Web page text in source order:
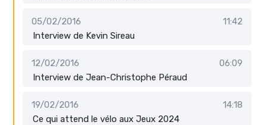
05/02/2016
11:42
Interview de Kevin Sireau
12/02/2016
06:09
Interview de Jean-Christophe Péraud
19/02/2016
14:18
Ce qui attend le vélo aux Jeux 2024